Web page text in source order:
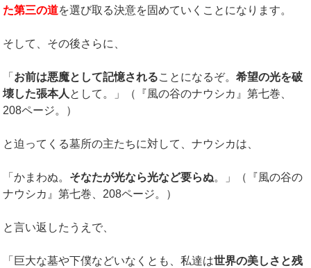
た第三の道を選び取る決意を固めていくことになります。
そして、その後さらに、
「 お前は悪魔として記憶されることになるぞ。希望の光を破
壊した張本人 として。」（『風の谷のナウシカ』第七巻、
208ページ。）
と迫ってくる墓所の主たちに対して、ナウシカは、
「かまわぬ。 そなたが光なら光など要らぬ。」（『風の谷の
ナウシカ』第七巻、208ページ。）
と言い返したうえで、
「巨大な墓や下僕などいなくとも、私達は世界の美しさと残